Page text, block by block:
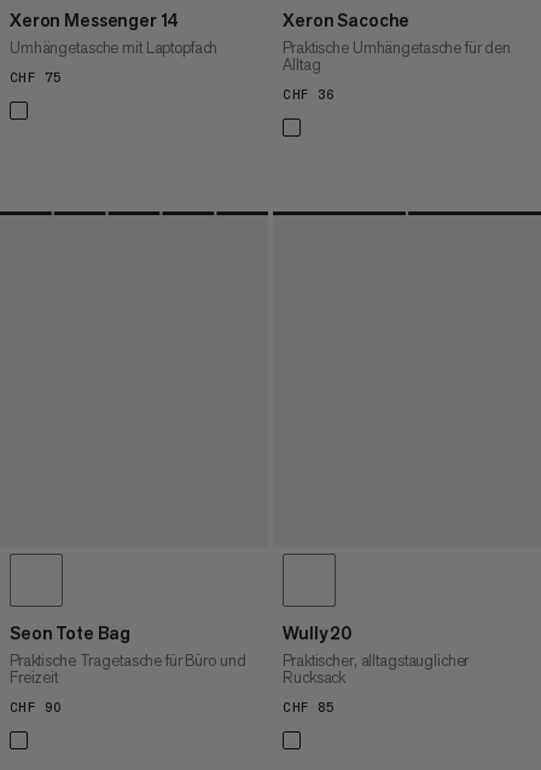
Xeron Messenger 14
Umhängetasche mit Laptopfach
CHF 75
Xeron Sacoche
Praktische Umhängetasche für den
Alltag
CHF 36
Seon Tote Bag
Praktische Tragetasche für Büro und
Freizeit
CHF 90
Wully 20
Praktischer, alltagstauglicher
Rucksack
CHF 85